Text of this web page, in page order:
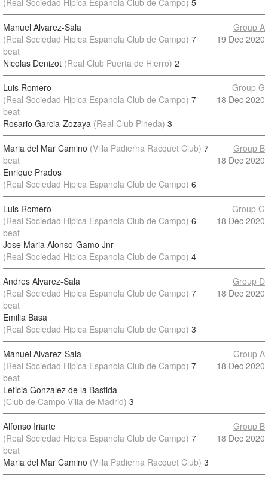
(Real Sociedad Hipica Espanola Club de Campo) 5
Manuel Alvarez-Sala
(Real Sociedad Hipica Espanola Club de Campo) 7
beat
Nicolas Denizot (Real Club Puerta de Hierro) 2
Group A
19 Dec 2020
Luis Romero
(Real Sociedad Hipica Espanola Club de Campo) 7
beat
Rosario Garcia-Zozaya (Real Club Pineda) 3
Group G
18 Dec 2020
Maria del Mar Camino (Villa Padierna Racquet Club) 7
beat
Enrique Prados
(Real Sociedad Hipica Espanola Club de Campo) 6
Group B
18 Dec 2020
Luis Romero
(Real Sociedad Hipica Espanola Club de Campo) 6
beat
Jose Maria Alonso-Gamo Jnr
(Real Sociedad Hipica Espanola Club de Campo) 4
Group G
18 Dec 2020
Andres Alvarez-Sala
(Real Sociedad Hipica Espanola Club de Campo) 7
beat
Emilia Basa
(Real Sociedad Hipica Espanola Club de Campo) 3
Group D
18 Dec 2020
Manuel Alvarez-Sala
(Real Sociedad Hipica Espanola Club de Campo) 7
beat
Leticia Gonzalez de la Bastida
(Club de Campo Villa de Madrid) 3
Group A
18 Dec 2020
Alfonso Iriarte
(Real Sociedad Hipica Espanola Club de Campo) 7
beat
Maria del Mar Camino (Villa Padierna Racquet Club) 3
Group B
18 Dec 2020